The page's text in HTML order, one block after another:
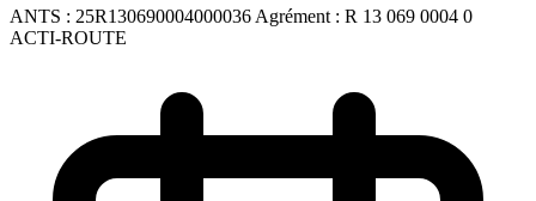
ANTS : 25R130690004000036 Agrément : R 13 069 0004 0
ACTI-ROUTE